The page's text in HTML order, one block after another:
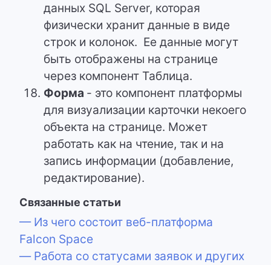
данных SQL Server, которая
физически хранит данные в виде
строк и колонок. Ее данные могут
быть отображены на странице
через компонент Таблица.
Форма - это компонент платформы
для визуализации карточки некоего
объекта на странице. Может
работать как на чтение, так и на
запись информации (добавление,
редактирование).
Связанные статьи
— Из чего состоит веб-платформа
Falcon Space
— Работа со статусами заявок и других